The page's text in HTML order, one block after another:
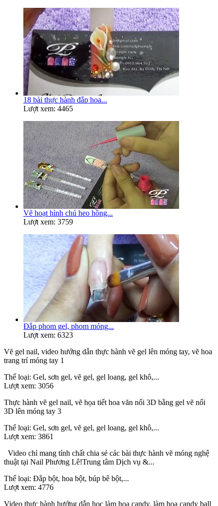
18 bài thực hành đắp hoa...
Lượt xem: 4465
Vẽ hoạt hình chú heo hồng...
Lượt xem: 3759
Đắp phom gel, phom móng...
Lượt xem: 6323
Vẽ gel nail, video hướng dẫn thực hành vẽ gel lên móng tay, vẽ hoa
trang trí móng tay 1
Thể loại: Gel, sơn gel, vẽ gel, gel loang, gel khô,...
Lượt xem: 3056
Thực hành vẽ gel nail, vẽ họa tiết hoa văn nổi 3D bằng gel vẽ nổi
3D lên móng tay 3
Thể loại: Gel, sơn gel, vẽ gel, gel loang, gel khô,...
Lượt xem: 3861
Video chỉ mang tính chất chia sẻ các bài thực hành vẽ móng nghệ
thuật tại Nail Phương Lê!Trung tâm Dịch vụ &...
Thể loại: Đắp bột, hoa bột, búp bê bột,...
Lượt xem: 4776
Video thực hành hướng dẫn học làm hoa candy, làm hoa candy ball